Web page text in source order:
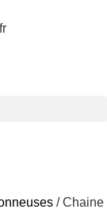
/ Chaine